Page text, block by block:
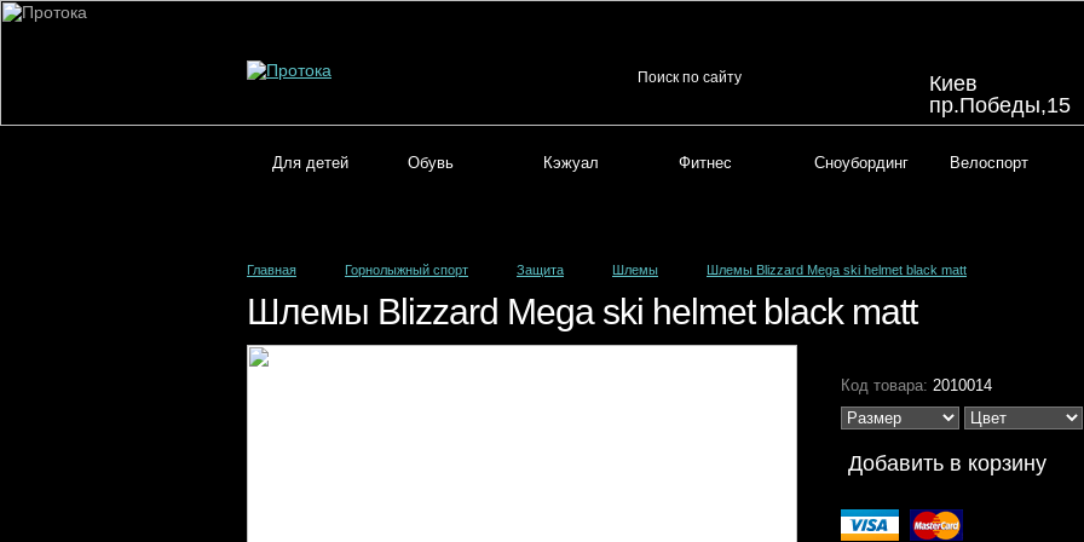
Для детей Обувь Кэжуал Фитнес Сноубординг Велоспорт
Главная Горнолыжный спорт Защита Шлемы Шлемы Blizzard Mega ski helmet black matt
Шлемы Blizzard Mega ski helmet black matt
Код товара: 2010014
Киев
пр.Победы,15